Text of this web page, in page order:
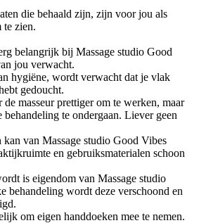
die behaald zijn, zijn voor jou als
te zien.
belangrijk bij Massage studio Good
jou verwacht.
hygiëne, wordt verwacht dat je vlak
gedoucht.
masseur prettiger om te werken, maar
te ondergaan. Liever geen
kan van Massage studio Good Vibes
en gebruiksmaterialen schoon
is eigendom van Massage studio
behandeling wordt deze verschoond en
om eigen handdoeken mee te nemen.